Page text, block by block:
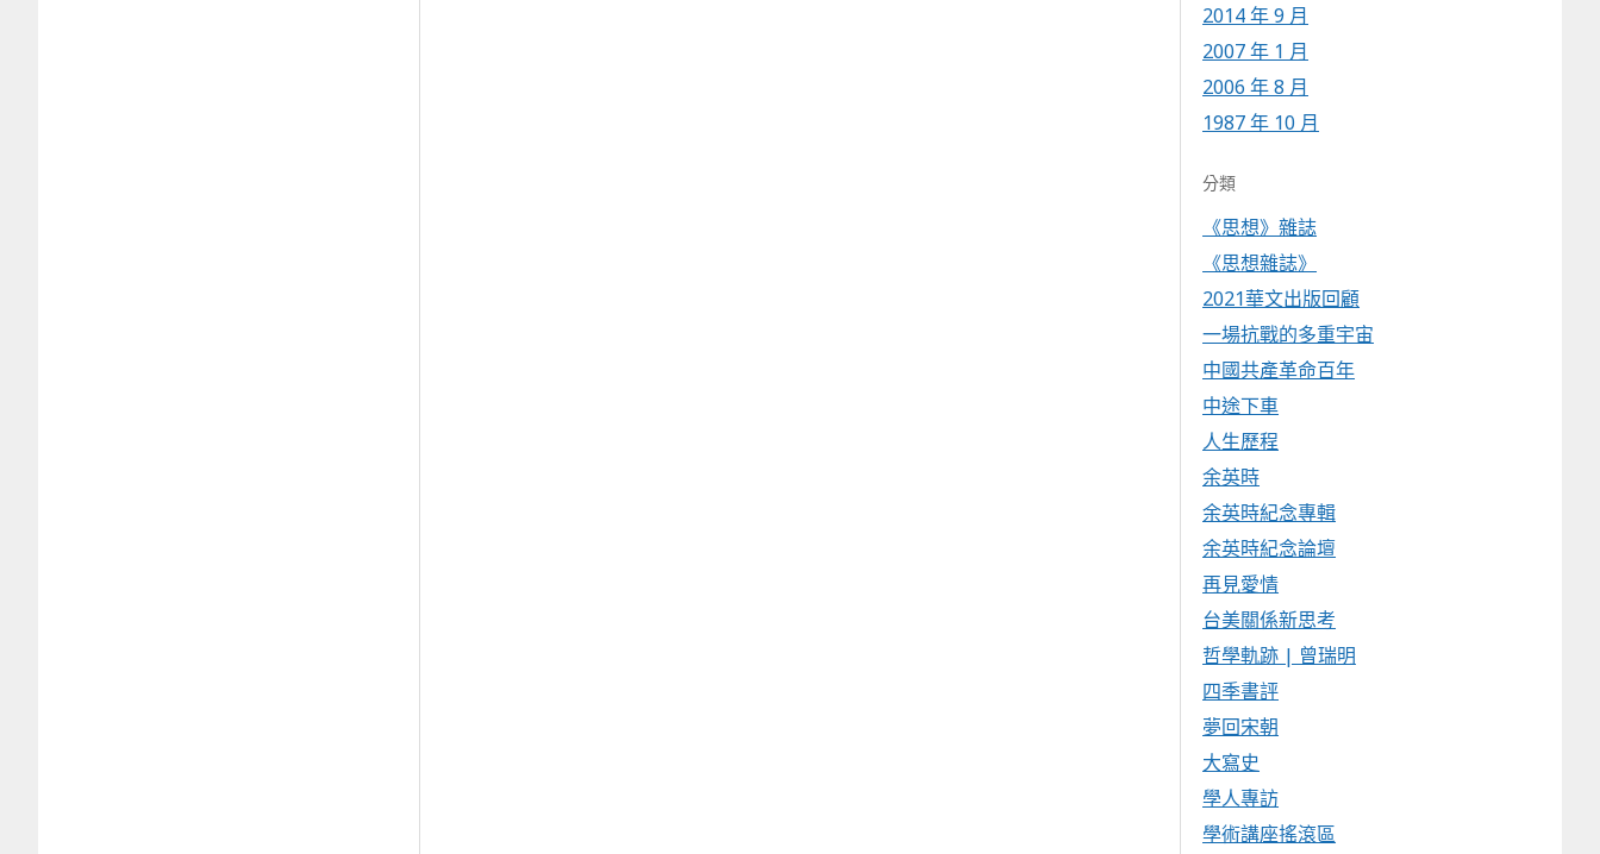
2014 年 9 月
2007 年 1 月
2006 年 8 月
1987 年 10 月
分類
《思想》雜誌
《思想雜誌》
2021華文出版回顧
一場抗戰的多重宇宙
中國共產革命百年
中途下車
人生歷程
余英時
余英時紀念專輯
余英時紀念論壇
再見愛情
台美關係新思考
哲學軌跡 | 曾瑞明
四季書評
夢回宋朝
大寫史
學人專訪
學術講座搖滾區